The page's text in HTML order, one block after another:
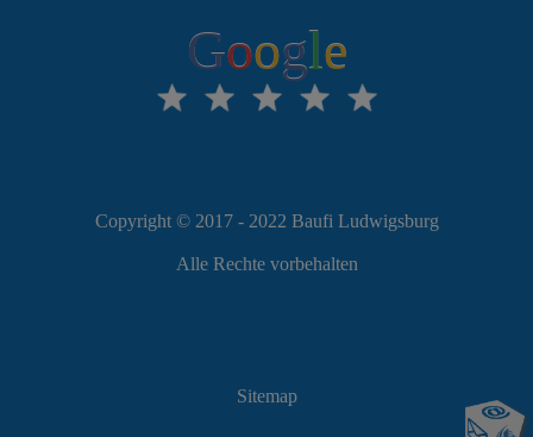
Google
Copyright © 2017 - 2022 Baufi Ludwigsburg
Alle Rechte vorbehalten
Sitemap